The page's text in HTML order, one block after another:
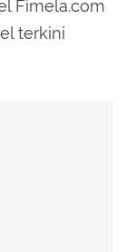
Fimela.com
terkini